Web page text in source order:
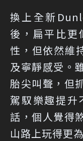
換上全新
後，扁平比更
性，但依然維
及寧靜感受。
胎尖叫聲，但
駕馭樂趣提升
話，個人覺得
山路上玩得更